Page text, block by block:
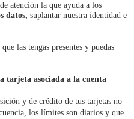
atención la que ayuda a los
datos, suplantar nuestra identidad e
las tengas presentes y puedas
tarjeta asociada a la cuenta
y de crédito de tus tarjetas no
los límites son diarios y que